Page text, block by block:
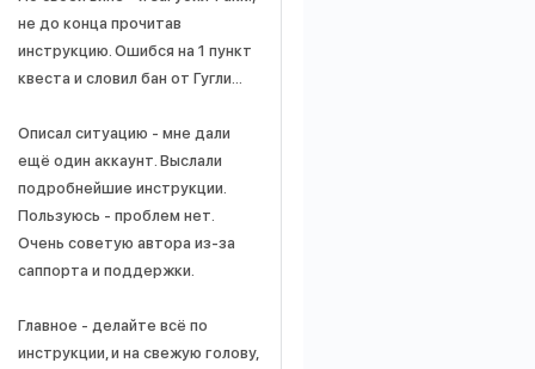
не до конца прочитав
инструкцию. Ошибся на 1 пункт
квеста и словил бан от Гугли...
Описал ситуацию - мне дали
ещё один аккаунт. Выслали
подробнейшие инструкции.
Пользуюсь - проблем нет.
Очень советую автора из-за
саппорта и поддержки.
Главное - делайте всё по
инструкции, и на свежую голову,